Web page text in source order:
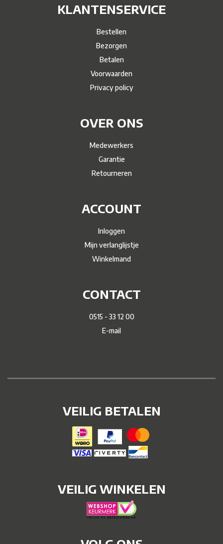
KLANTENSERVICE
Bestellen
Bezorgen
Betalen
Voorwaarden
Privacy policy
OVER ONS
Medewerkers
Garantie
Retourneren
ACCOUNT
Inloggen
Mijn verlanglijstje
Winkelmand
CONTACT
0515 - 33 12 00
E-mail
VEILIG BETALEN
VEILIG WINKELEN